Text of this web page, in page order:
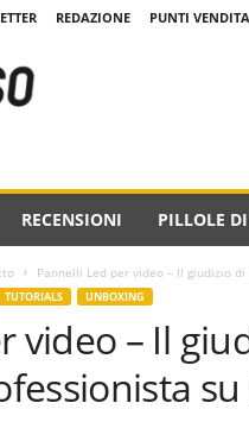
REDAZIONE PUNTI VENDITA
RECENSIONI PILLOLE
Pannelli Led per video – Il giudizio
TUTORIALS UNBOXING
video – Il